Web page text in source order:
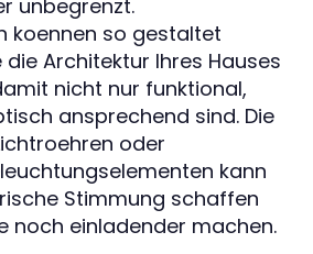
unbegrenzt.
koennen so gestaltet
Architektur Ihres Hauses
nicht nur funktional,
ansprechend sind. Die
oder
kann
Stimmung schaffen
noch einladender machen.